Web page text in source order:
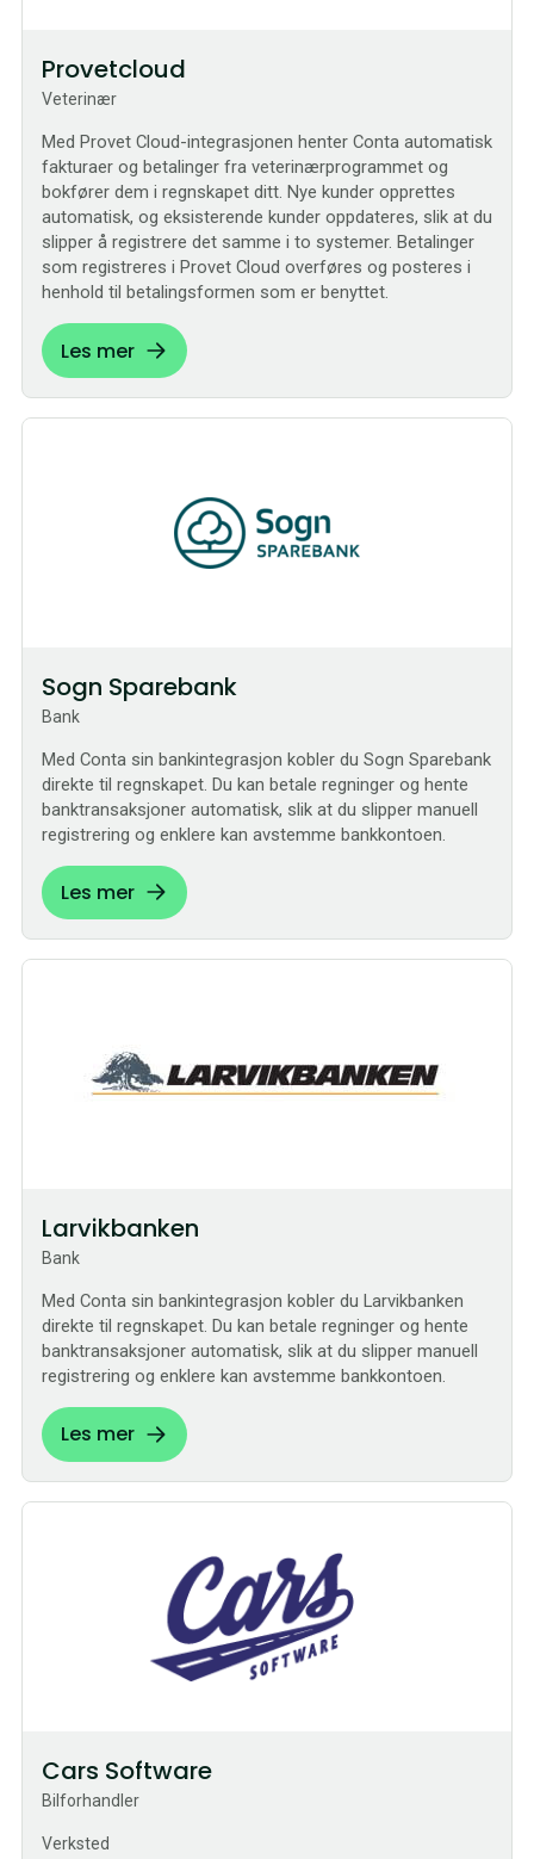
Provetcloud
Veterinær
Med Provet Cloud-integrasjonen henter Conta automatisk
fakturaer og betalinger fra veterinærprogrammet og
bokfører dem i regnskapet ditt. Nye kunder opprettes
automatisk, og eksisterende kunder oppdateres, slik at du
slipper å registrere det samme i to systemer. Betalinger
som registreres i Provet Cloud overføres og posteres i
henhold til betalingsformen som er benyttet.
Les mer
Sogn Sparebank
Bank
Med Conta sin bankintegrasjon kobler du Sogn Sparebank
direkte til regnskapet. Du kan betale regninger og hente
banktransaksjoner automatisk, slik at du slipper manuell
registrering og enklere kan avstemme bankkontoen.
Les mer
Larvikbanken
Bank
Med Conta sin bankintegrasjon kobler du Larvikbanken
direkte til regnskapet. Du kan betale regninger og hente
banktransaksjoner automatisk, slik at du slipper manuell
registrering og enklere kan avstemme bankkontoen.
Les mer
Cars Software
Bilforhandler
Verksted